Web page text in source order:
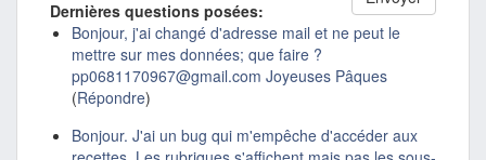
Dernières questions posées:
Bonjour, j'ai changé d'adresse mail et ne peut le
mettre sur mes données; que faire ?
pp0681170967@gmail.com Joyeuses Pâques
(Répondre)
Bonjour. J'ai un bug qui m'empêche d'accéder aux